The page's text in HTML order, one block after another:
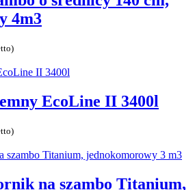
4m3
EcoLine II 3400l
na szambo Titanium,